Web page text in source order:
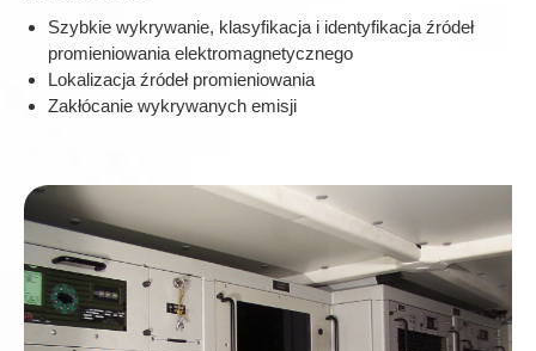
Szybkie wykrywanie, klasyfikacja i identyfikacja źródeł
promieniowania elektromagnetycznego
Lokalizacja źródeł promieniowania
Zakłócanie wykrywanych emisji